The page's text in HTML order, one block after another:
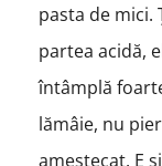
pasta de mici.
partea acidă,
întâmplă
lămâie, nu
amestecat. E